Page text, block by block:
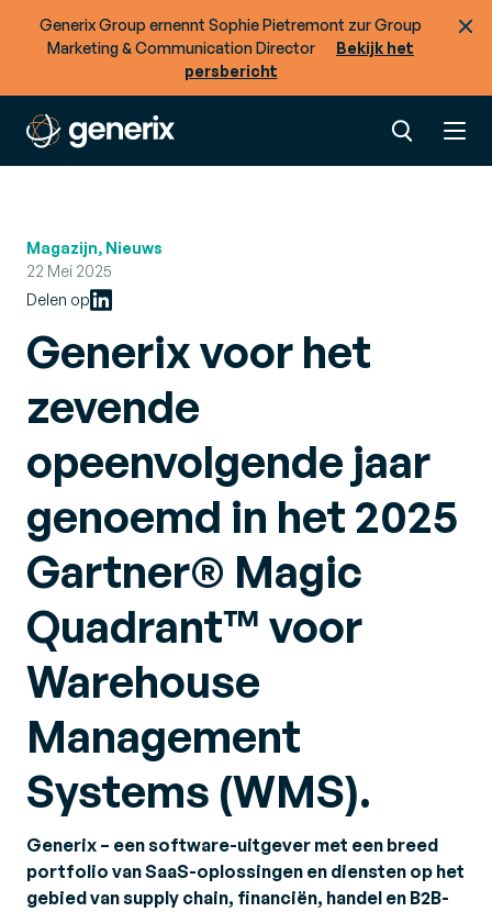
Generix Group ernennt Sophie Pietremont zur Group
Marketing & Communication Director
Bekijk het
persbericht
Magazijn, Nieuws
22 Mei 2025
Delen op
Generix voor het
zevende
opeenvolgende jaar
genoemd in het 2025
Gartner® Magic
Quadrant™ voor
Warehouse
Management
Systems (WMS).
Generix – een software-uitgever met een breed
portfolio van SaaS-oplossingen en diensten op het
gebied van supply chain, financiën, handel en B2B-